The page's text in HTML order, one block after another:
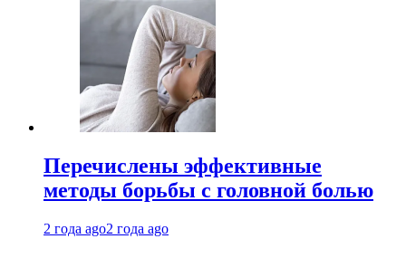
Перечислены эффективные
методы борьбы с головной болью
2 года ago2 года ago